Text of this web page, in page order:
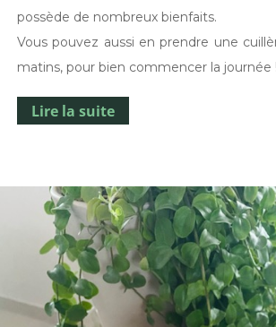
possède de nombreux bienfaits.
Vous pouvez aussi en prendre une
matins, pour bien commencer la journée !
Lire la suite